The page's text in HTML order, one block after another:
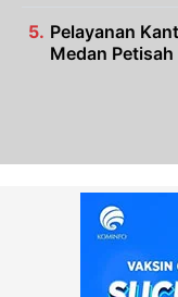
Pelayanan
Medan